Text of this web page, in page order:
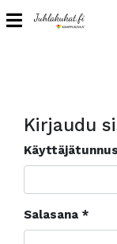
Kirjaudu
Salasana *